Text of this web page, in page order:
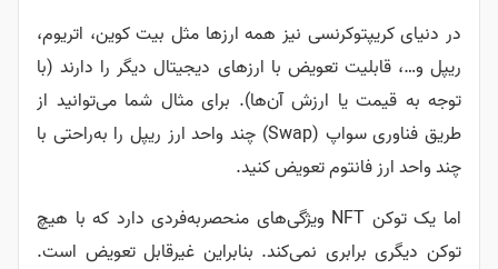
در دنیای کریپتوکرنسی نیز همه ارزها مثل بیت کوین، اتریوم،
ریپل و…، قابلیت تعویض با ارزهای دیجیتال دیگر را دارند (با
توجه به قیمت یا ارزش آن‌ها). برای مثال شما می‌توانید از
طریق فناوری سواپ (Swap) چند واحد ارز ریپل را به‌راحتی با
چند واحد ارز فانتوم تعویض کنید.
اما یک توکن NFT ویژگی‌های منحصربه‌فردی دارد که با هیچ
توکن دیگری برابری نمی‌کند. بنابراین غیرقابل تعویض است.